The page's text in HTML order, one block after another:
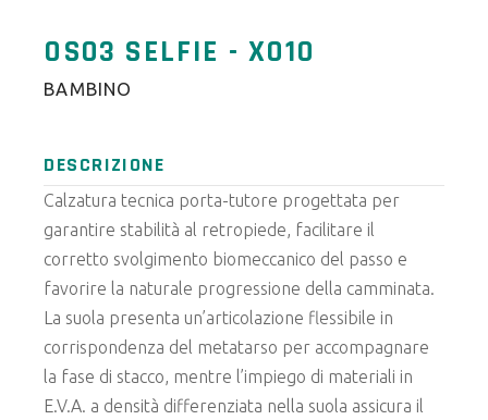
OS03 SELFIE - X010
BAMBINO
DESCRIZIONE
Calzatura tecnica porta-tutore progettata per
garantire stabilità al retropiede, facilitare il
corretto svolgimento biomeccanico del passo e
favorire la naturale progressione della camminata.
La suola presenta un’articolazione flessibile in
corrispondenza del metatarso per accompagnare
la fase di stacco, mentre l’impiego di materiali in
E.V.A. a densità differenziata nella suola assicura il